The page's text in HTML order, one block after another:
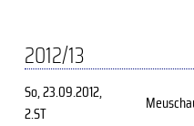
2012/13
So, 23.09.2012,
2.ST